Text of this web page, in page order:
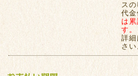
ス
代金
は
す。
詳
さい